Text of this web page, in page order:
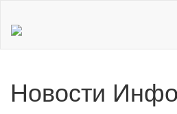
Новости